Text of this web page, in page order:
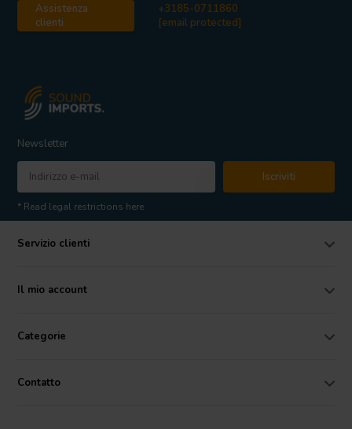
Assistenza
clienti
+3185-0711860
[email protected]
Newsletter
Iscriviti
* Read legal restrictions here
Servizio clienti
Il mio account
Categorie
Contatto